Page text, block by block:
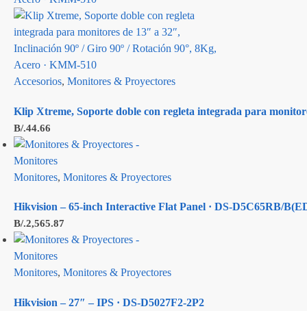
Accesorios, Monitores & Proyectores
Klip Xtreme, Soporte doble con regleta integrada para
B/.44.66
Monitores, Monitores & Proyectores
Hikvision – 65-inch Interactive Flat Panel · DS-D5C65RB/
B/.2,565.87
Monitores, Monitores & Proyectores
Hikvision – 27″ – IPS · DS-D5027F2-2P2